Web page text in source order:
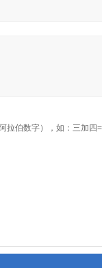
拉伯数字），如：三加四